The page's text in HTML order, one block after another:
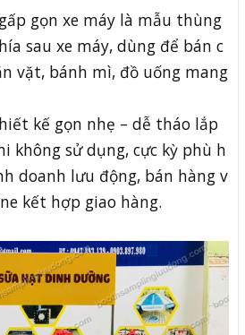
gọn xe máy là mẫu thùng
sau xe máy, dùng để bán c
vặt, bánh mì, đồ uống mang
kế gọn nhẹ – dễ tháo lắp
không sử dụng, cực kỳ phù h
doanh lưu động, bán hàng v
kết hợp giao hàng.